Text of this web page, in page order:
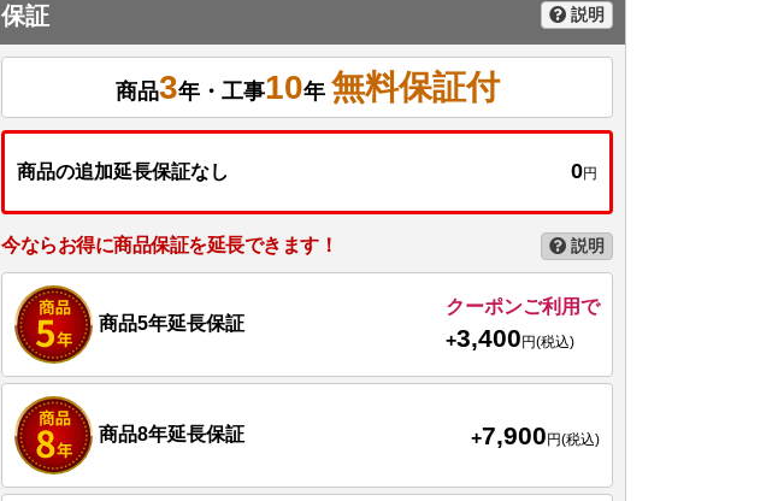
保証 説明
商品3年・工事10年 無料保証付
商品の追加延長保証なし 0円
今ならお得に商品保証を延長できます！ 説明
商品5年延長保証
クーポンご利用で
+3,400円(税込)
商品8年延長保証 +7,900円(税込)